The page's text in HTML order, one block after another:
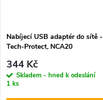
Nabíjecí USB adaptér do sítě -
Tech-Protect, NCA20
344 Kč
Skladem - hned k odeslání
1 ks